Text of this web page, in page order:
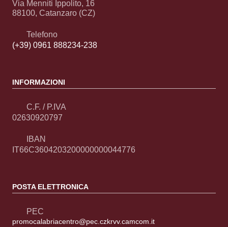
Via Menniti Ippolito, 16
88100, Catanzaro (CZ)
Telefono
(+39) 0961 888234-238
INFORMAZIONI
C.F. / P.IVA
02630920797
IBAN
IT66C3604203200000000044776
POSTA ELETTRONICA
PEC
promocalabriacentro@pec.czkrvv.camcom.it